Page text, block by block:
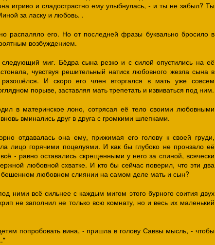
игриво и сладострастно ему улыбнулась, - и ты не забыл? Ты
за ласку и любовь. .
распаляло его. Но от последней фразы буквально бросило в
возбуждением.
миг. Бёдра сына резко и с силой опустились на её
чувствуя решительный натиск любовного жезла сына в
И скоро его член вторгался в мать уже совсем
порыве, заставляя мать трепетать и извиваться под ним.
в материнское лоно, сотрясая её тело своими любовными
вминались друг в друга с громкими шлепками.
отдавалась она ему, прижимая его голову к своей груди,
лицо горячими поцелуями. И как бы глубоко не пронзало её
- равно оставались скрещенными у него за спиной, всячески
любовной схватке. И кто бы сейчас поверил, что эти два
любовном слиянии на самом деле мать и сын?
ними всё сильнее с каждым мигом этого бурного соития двух
не заполнил не только всю комнату, но и весь их маленький
попробовать вина, - пришла в голову Саввы мысль, - чтобы